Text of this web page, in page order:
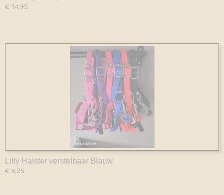
€ 14,95
Lilly Halster verstelbaar Blauw
€ 6,25